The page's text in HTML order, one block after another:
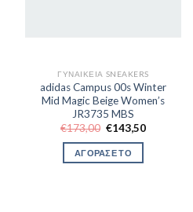
ΓΥΝΑΙΚΕΊΑ SNEAKERS
adidas Campus 00s Winter
Mid Magic Beige Women’s
JR3735 MBS
€173,00 Original
was:
€173,00.
€143,50Η
ΑΓΟΡΑΣΕ ΤΟ